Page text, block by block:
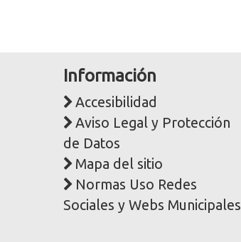
Información
Accesibilidad
Aviso Legal y Protección
de Datos
Mapa del sitio
Normas Uso Redes
Sociales y Webs Municipales